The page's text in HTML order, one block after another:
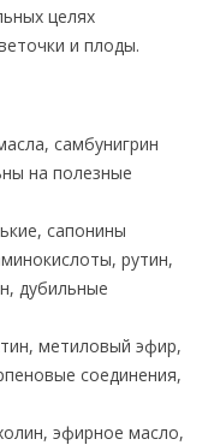
целях
и плоды.
самбунигрин
на полезные
сапонины
рутин,
дубильные
метиловый эфир,
соединения,
эфирное масло,